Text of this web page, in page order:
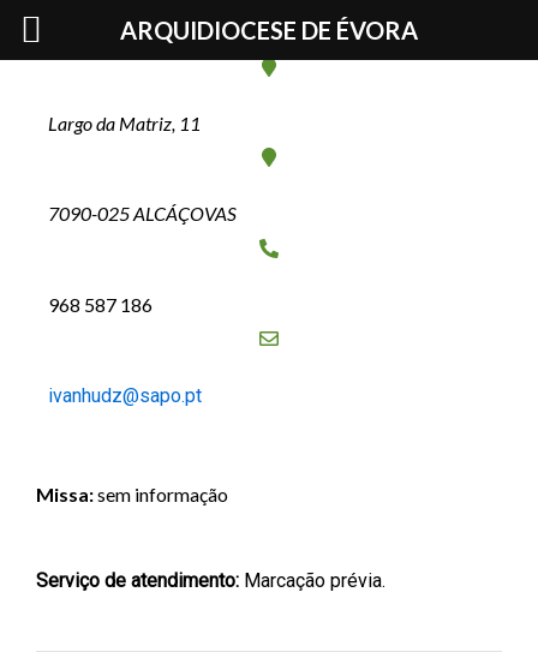
Skip
Pe. Ivan Hudz
Largo da Matriz, 11
7090-025 ALCÁÇOVAS
968 587 186
ivanhudz@sapo.pt
Missa:sem informação
Serviço de atendimento: Marcação prévia.
ARQUIDIOCESE DE ÉVORA